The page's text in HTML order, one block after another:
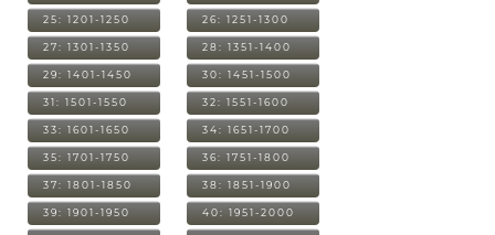
25: 1201-1250 26: 1251-1300
27: 1301-1350 28: 1351-1400
29: 1401-1450 30: 1451-1500
31: 1501-1550 32: 1551-1600
33: 1601-1650 34: 1651-1700
35: 1701-1750 36: 1751-1800
37: 1801-1850 38: 1851-1900
39: 1901-1950 40: 1951-2000